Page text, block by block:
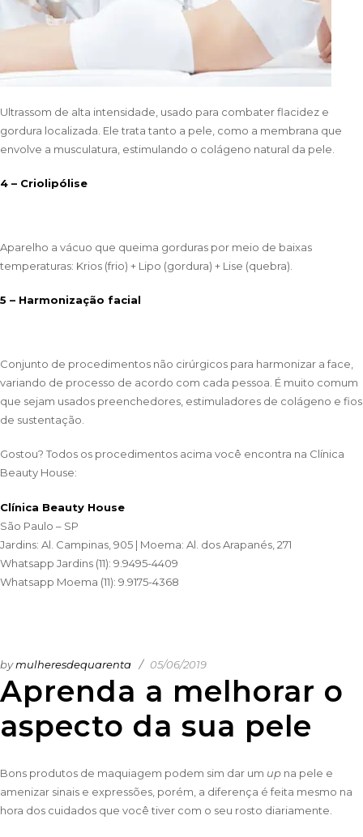
Ultrassom de alta intensidade, usado para combater flacidez e
gordura localizada. Ele trata tanto a pele, como a membrana que
envolve a musculatura, estimulando o colágeno natural da pele.
4 – Criolipólise
Aparelho a vácuo que queima gorduras por meio de baixas
temperaturas: Krios (frio) + Lipo (gordura) + Lise (quebra).
5 – Harmonização facial
Conjunto de procedimentos não cirúrgicos para harmonizar a face,
variando de processo de acordo com cada pessoa. É muito comum
que sejam usados preenchedores, estimuladores de colágeno e fios
de sustentação.
Gostou? Todos os procedimentos acima você encontra na Clínica
Beauty House:
Clínica Beauty House
São Paulo – SP
Jardins: Al. Campinas, 905 | Moema: Al. dos Arapanés, 271
Whatsapp Jardins (11): 9.9495-4409
Whatsapp Moema (11): 9.9175-4368
Aprenda a melhorar o
aspecto da sua pele
bymulheresdequarenta 05/06/2019
Bons produtos de maquiagem podem sim dar um up na pele e
amenizar sinais e expressões, porém, a diferença é feita mesmo na
hora dos cuidados que você tiver com o seu rosto diariamente.